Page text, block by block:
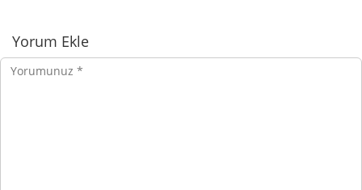
Yorumlar
Yorum Ekle
Yorumunuz